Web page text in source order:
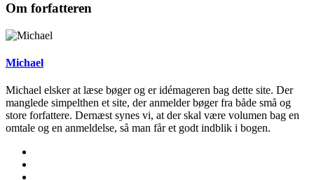
Om forfatteren
Michael
Michael elsker at læse bøger og er idémageren bag dette site. Der
manglede simpelthen et site, der anmelder bøger fra både små og
store forfattere. Dernæst synes vi, at der skal være volumen bag en
omtale og en anmeldelse, så man får et godt indblik i bogen.